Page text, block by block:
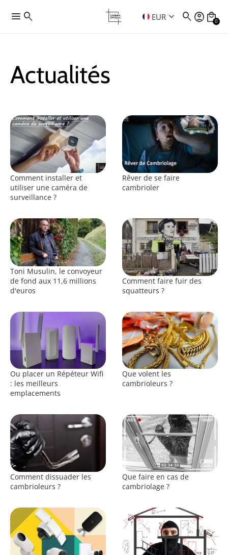
menu search EUR keyboard_arrow_down search account_circle local_mall
0
Actualités
Comment installer et
utiliser une caméra de
surveillance ?
Rêver de se faire
cambrioler
Toni Musulin, le convoyeur
de fond aux 11,6 millions
d'euros
Comment faire fuir des
squatteurs ?
Ou placer un Répéteur Wifi
: les meilleurs
emplacements
Que volent les
cambrioleurs ?
Comment dissuader les
cambrioleurs ?
Que faire en cas de
cambriolage ?